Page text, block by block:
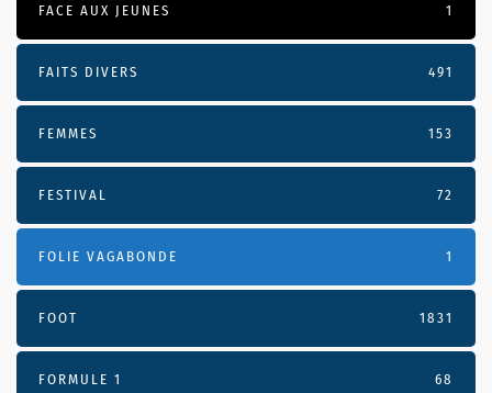
FACE AUX JEUNES 1
FAITS DIVERS 491
FEMMES 153
FESTIVAL 72
FOLIE VAGABONDE 1
FOOT 1831
FORMULE 1 68